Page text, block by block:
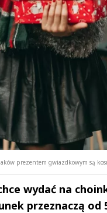
prezentem gwiazdkowym są
wydać na
przeznaczą od